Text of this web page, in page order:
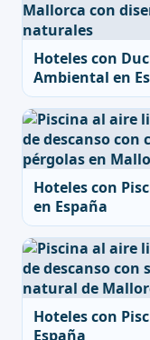
Hoteles con
Ambiental en
Hoteles con
en España
Hoteles con
España